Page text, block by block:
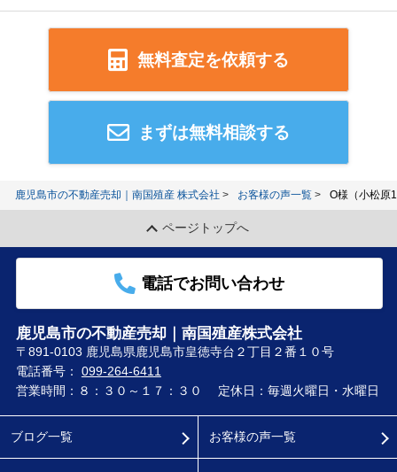
無料査定を依頼する
まずは無料相談する
鹿児島市の不動産売却｜南国殖産 株式会社 お客様の声一覧 O様（小松原
ページトップへ
電話でお問い合わせ
鹿児島市の不動産売却｜南国殖産株式会社
〒891-0103 鹿児島県鹿児島市皇徳寺台２丁目２番１０号
電話番号： 099-264-6411
営業時間：８：３０～１７：３０
定休日：毎週火曜日・水曜日
ブログ一覧 お客様の声一覧